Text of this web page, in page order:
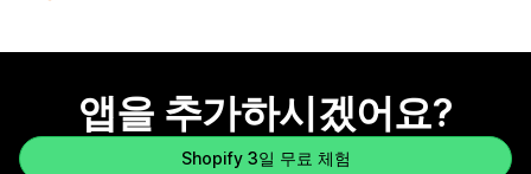
앱을 추가하시겠어요?
Shopify 3일 무료 체험